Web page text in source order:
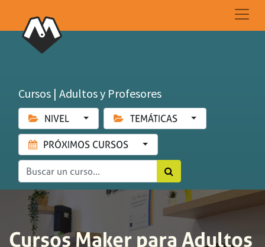
Cursos | Adultos y Profesores
NIVEL
TEMÁTICAS
PRÓXIMOS CURSOS
Cursos Maker para Adultos